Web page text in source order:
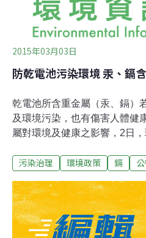
2015年03月03日
防乾電池污染環境 汞、鎘
乾電池所含重金屬（汞、鎘）
及環境污染，也有傷害人體健
屬對環境及健康之影響，2日
之汞含量限值加嚴至1ppm（
之汞含量及鎘含量。環署此舉
任制（extended producer
潮流，依《廢棄物清理法》第
電池之重金屬含量。規定乾電
污染治理 環境政策 鎘